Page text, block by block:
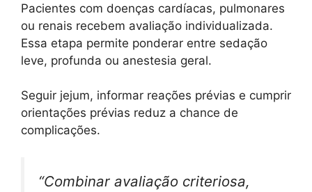
Pacientes com doenças cardíacas, pulmonares
ou renais recebem avaliação individualizada.
Essa etapa permite ponderar entre sedação
leve, profunda ou anestesia geral.
Seguir jejum, informar reações prévias e cumprir
orientações prévias reduz a chance de
complicações.
“Combinar avaliação criteriosa,